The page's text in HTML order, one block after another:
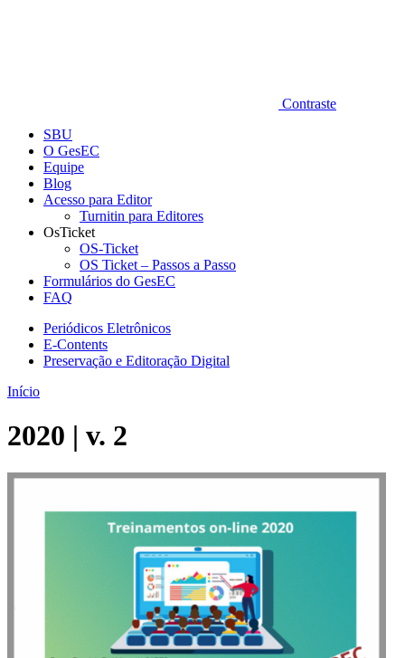
Contraste
SBU
O GesEC
Equipe
Blog
Acesso para Editor
Turnitin para Editores
OsTicket
OS-Ticket
OS Ticket – Passos a Passo
Formulários do GesEC
FAQ
Periódicos Eletrônicos
E-Contents
Preservação e Editoração Digital
Início
2020 | v. 2